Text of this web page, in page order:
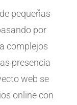
pequeñas
por
complejos
presencia
web se
online con